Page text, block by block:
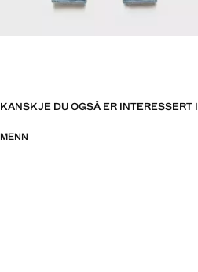
KANSKJE DU OGSÅ ER INTERESSERT I
MENN